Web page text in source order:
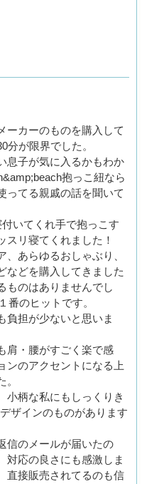
ーカーのものを購入して
分が限界でした。
息子が気に入るかもわか
抱っこ紐なら
ってる親戚の話を聞いて
いてくれ手で抱っこす
スリ寝てくれました！
あらゆるおしゃぶり、
などを購入してきました
ものはありませんでし
番のヒットです。
負担が少ないと思いま
肩・腰がすごく楽で感
ンのアクセントになる上
小柄な私にもしっくりき
ザインのものがあります
信のメールが届いたの
対応の良さにも感激しま
直接販売されてるのも信